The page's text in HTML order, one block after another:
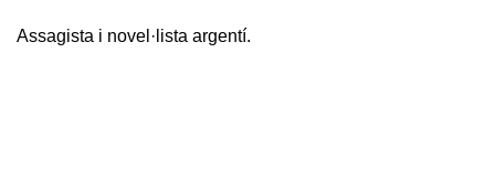
Assagista i novel·lista argentí.